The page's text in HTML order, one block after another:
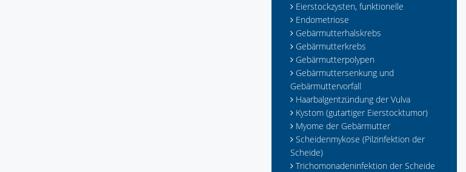
Eierstockzysten, funktionelle
Endometriose
Gebärmutterhalskrebs
Gebärmutterkrebs
Gebärmutterpolypen
Gebärmuttersenkung und
Gebärmuttervorfall
Haarbalgentzündung der Vulva
Kystom (gutartiger Eierstocktumor)
Myome der Gebärmutter
Scheidenmykose (Pilzinfektion der
Scheide)
Trichomonadeninfektion der Scheide